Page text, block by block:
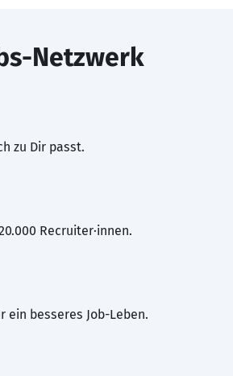
Netzwerk
zu Dir passt.
Recruiter·innen.
besseres Job-Leben.